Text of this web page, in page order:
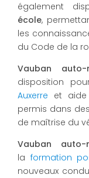
également
école,
les
du Code de la
Vauban
disposition
Auxerre et
permis dans
de maîtrise du
Vauban
la formation
nouveaux